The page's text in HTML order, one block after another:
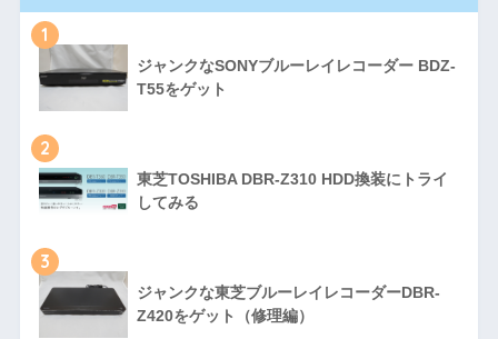
1
ジャンクなSONYブルーレイレコーダー BDZ-
T55をゲット
2
東芝TOSHIBA DBR-Z310 HDD換装にトライ
してみる
3
ジャンクな東芝ブルーレイレコーダーDBR-
Z420をゲット（修理編）